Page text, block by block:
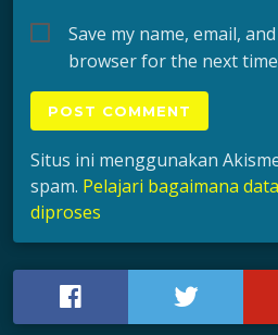
Save my name, email,
browser for the next
Situs ini menggunakan
spam. Pelajari bagaimana
diproses